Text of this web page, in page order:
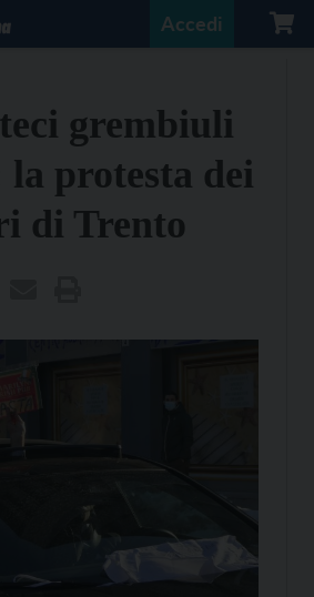
Accedi
grembiuli
protesta dei
di Trento